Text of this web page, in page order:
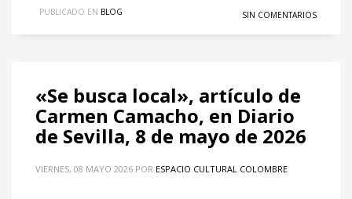
PUBLICADO EN BLOG SIN COMENTARIOS
«Se busca local», artículo de
Carmen Camacho, en Diario
de Sevilla, 8 de mayo de 2026
VIERNES, 08 MAYO 2026 POR ESPACIO CULTURAL COLOMBRE